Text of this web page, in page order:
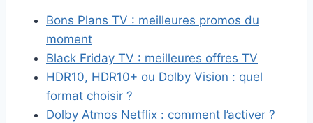
Bons Plans TV : meilleures promos du
moment
Black Friday TV : meilleures offres TV
HDR10, HDR10+ ou Dolby Vision : quel
format choisir ?
Dolby Atmos Netflix : comment l’activer ?